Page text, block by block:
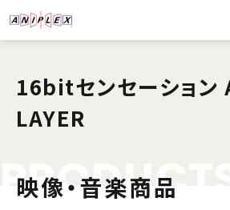
16bitセンセーション
LAYER
PRODUC
映像・音楽商品